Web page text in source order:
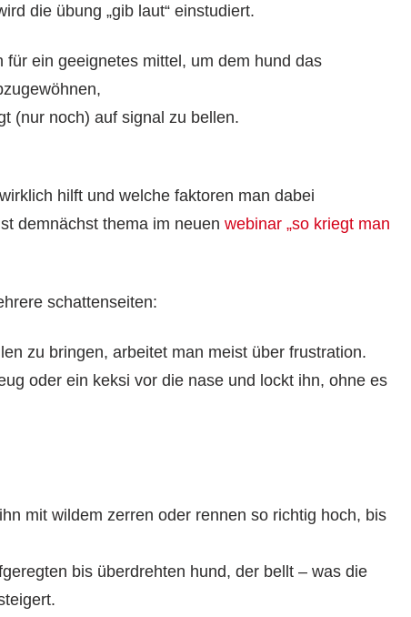
die übung „gib laut“ einstudiert.
für ein geeignetes mittel, um dem hund das
(nur noch) auf signal zu bellen.
hilft und welche faktoren man dabei
demnächst thema im neuen webinar „so kriegt man
schattenseiten:
zu bringen, arbeitet man meist über frustration.
oder ein keksi vor die nase und lockt ihn, ohne es
mit wildem zerren oder rennen so richtig hoch, bis
bis überdrehten hund, der bellt – was die